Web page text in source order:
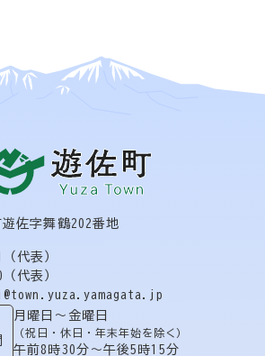
佐字舞鶴202番地
（代表）
代表）
月曜日〜金曜日
（祝日・休日・年末年始を除く）
午前8時30分〜午後5時15分